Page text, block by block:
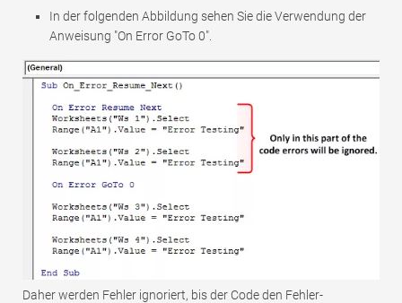
In der folgenden Abbildung sehen Sie die Verwendung der
Anweisung "On Error GoTo 0".
Daher werden Fehler ignoriert, bis der Code den Fehler-